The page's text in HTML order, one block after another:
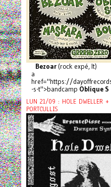
Bezoar(rock expé, It)
a
href="https://
-s-t">bandcamp Oblique
LUN 21/09 : HOLE DWELLER +
PORTCULLIS